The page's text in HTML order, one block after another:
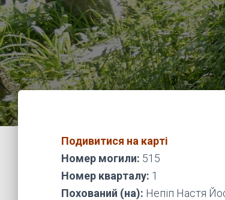
Подивитися на карті
Номер могили: 515
Номер кварталу: 1
Похований (на): Непіп Настя